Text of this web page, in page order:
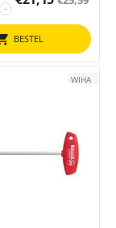
+
BESTEL
WIHA